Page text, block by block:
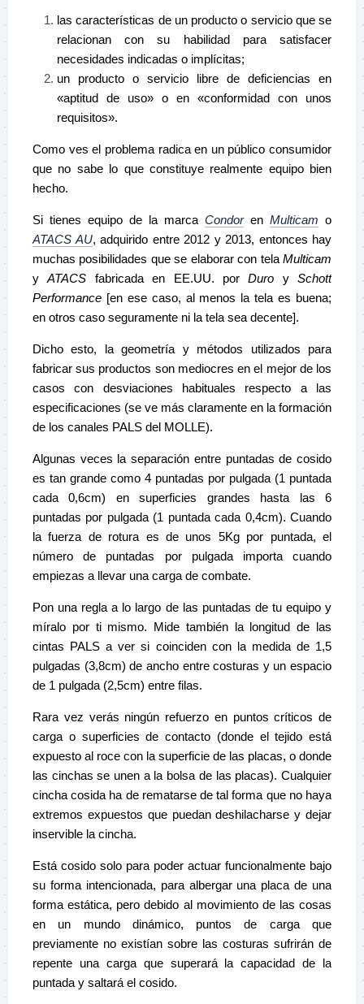
las características de un producto o servicio que se
relacionan con su habilidad para satisfacer
necesidades indicadas o implícitas;
un producto o servicio libre de deficiencias en
«aptitud de uso» o en «conformidad con unos
requisitos».
Como ves el problema radica en un público consumidor
que no sabe lo que constituye realmente equipo bien
hecho.
Si tienes equipo de la marca Condoren Multicam o
ATACS AU, adquirido entre 2012 y 2013, entonces hay
muchas posibilidades que se elaborar con tela Multicam
yATACS fabricada en EE.UU. porDuro y Schott
Performance [en ese caso, al menos la tela es buena;
en otros caso seguramente ni la tela sea decente].
Dicho esto, la geometría y métodos utilizados para
fabricar sus productos son mediocres en el mejor de los
casos con desviaciones habituales respecto a las
especificaciones (se ve más claramente en la formación
de los canales PALS del MOLLE).
Algunas veces la separación entre puntadas de cosido
es tan grande como 4 puntadas por pulgada (1 puntada
cada 0,6cm) en superficies grandes hasta las 6
puntadas por pulgada (1 puntada cada 0,4cm). Cuando
la fuerza de rotura es de unos 5Kg por puntada, el
número de puntadas por pulgada importa cuando
empiezas a llevar una carga de combate.
Pon una regla a lo largo de las puntadas de tu equipo y
míralo por ti mismo. Mide también la longitud de las
cintas PALS a ver si coinciden con la medida de 1,5
pulgadas (3,8cm) de ancho entre costuras y un espacio
de 1 pulgada (2,5cm) entre filas.
Rara vez verás ningún refuerzo en puntos críticos de
carga o superficies de contacto (donde el tejido está
expuesto al roce con la superficie de las placas, o donde
las cinchas se unen a la bolsa de las placas). Cualquier
cincha cosida ha de rematarse de tal forma que no haya
extremos expuestos que puedan deshilacharse y dejar
inservible la cincha.
Está cosido solo para poder actuar funcionalmente bajo
su forma intencionada, para albergar una placa de una
forma estática, pero debido al movimiento de las cosas
en un mundo dinámico, puntos de carga que
previamente no existían sobre las costuras sufrirán de
repente una carga que superará la capacidad de la
puntada y saltará el cosido.